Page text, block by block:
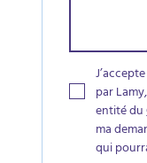
par
entité du
ma
qui